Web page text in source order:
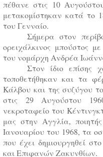
πέθανε στις 10
μετακομίστηκαν κατά το
του Γενναίο.
Σήμερα στον
ορειχάλκινος μπούστος
του νομάρχη Ανδρέα
Στον ίδιο επίσης
τοποθετήθηκαν και τα
Κάλβου και της συζύγου
στις 29 Αυγούστου
νεκροταφείο του
μας στην Αγγλία,
Ιανουαρίου του 1968, τα
που έχει δημιουργηθεί
και Επιφανών Ζακυνθίων.